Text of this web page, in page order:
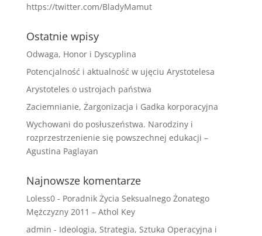
https://twitter.com/BladyMamut
Ostatnie wpisy
Odwaga, Honor i Dyscyplina
Potencjalność i aktualność w ujęciu Arystotelesa
Arystoteles o ustrojach państwa
Zaciemnianie, Żargonizacja i Gadka korporacyjna
Wychowani do posłuszeństwa. Narodziny i
rozprzestrzenienie się powszechnej edukacji –
Agustina Paglayan
Najnowsze komentarze
Loless0- Poradnik Życia Seksualnego Żonatego
Mężczyzny 2011 – Athol Key
admin - Ideologia, Strategia, Sztuka Operacyjna i